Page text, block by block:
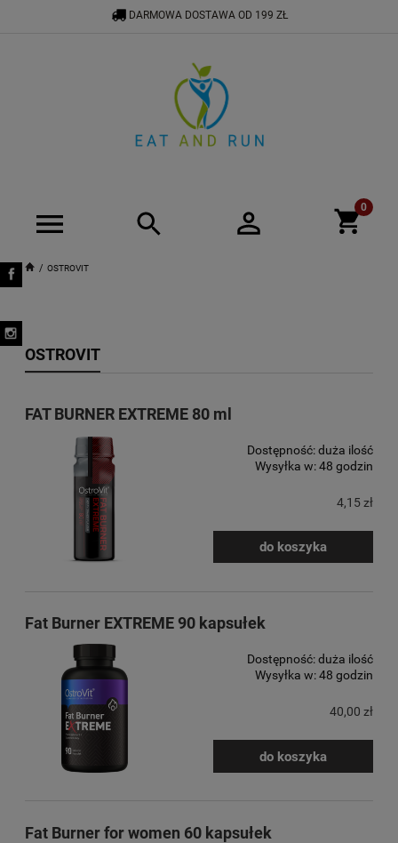
OSTROVIT
DARMOWA DOSTAWA OD 199 ZŁ
OSTROVIT
FAT BURNER EXTREME 80 ml
Dostępność:duża ilość
Wysyłka w:48 godzin
4,15 zł
do koszyka
Fat Burner EXTREME 90 kapsułek
Dostępność:duża ilość
Wysyłka w:48 godzin
40,00 zł
do koszyka
Fat Burner for women 60 kapsułek